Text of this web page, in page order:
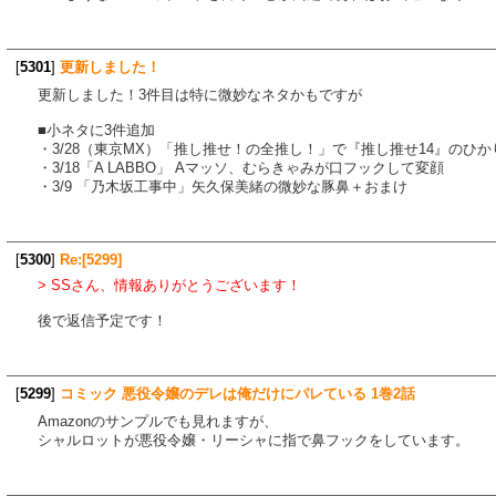
[5301] 更新しました！
更新しました！3件目は特に微妙なネタかもですが
■小ネタに3件追加
・3/28（東京MX）「推し推せ！の全推し！」で『推し推せ14』のひ
・3/18「A LABBO」 Aマッソ、むらきゃみが口フックして変顔
・3/9 「乃木坂工事中」矢久保美緒の微妙な豚鼻＋おまけ
[5300] Re:[5299]
> SSさん、情報ありがとうございます！
後で返信予定です！
[5299] コミック 悪役令嬢のデレは俺だけにバレている 1巻2話
Amazonのサンプルでも見れますが、
シャルロットが悪役令嬢・リーシャに指で鼻フックをしています。